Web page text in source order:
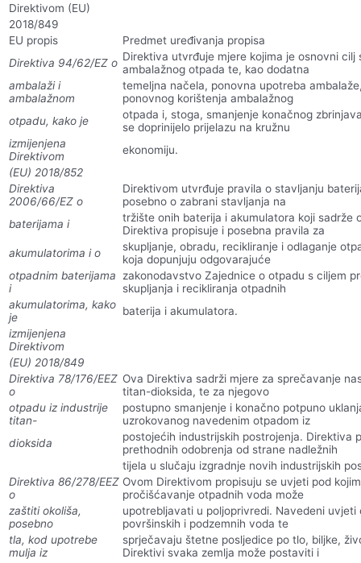
Direktivom (EU)
2018/849
EU propis
Predmet uređivanja propisa
Direktiva 94/62/EZ o Direktiva utvrđuje mjere kojima je osnovni cilj
ambalažnog otpada te, kao dodatna
ambalaži i
ambalažnom
temeljna načela, ponovna upotreba
ponovnog korištenja ambalažnog
otpadu, kako je
otpada i, stoga, smanjenje konačnog
se doprinijelo prijelazu na kružnu
izmijenjena
Direktivom
ekonomiju.
(EU) 2018/852
Direktiva
2006/66/EZ o
Direktivom utvrđuje pravila o stavljanju
posebno o zabrani stavljanja na
baterijama i
tržište onih baterija i akumulatora koji sadrže
Direktiva propisuje i posebna pravila za
akumulatorima i o
skupljanje, obradu, recikliranje i odlaganje
koja dopunjuju odgovarajuće
otpadnim baterijama
i
zakonodavstvo Zajednice o otpadu s ciljem
skupljanja i recikliranja otpadnih
akumulatorima, kako
je
baterija i akumulatora.
izmijenjena
Direktivom
(EU) 2018/849
Direktiva 78/176/EEZ
o
Ova Direktiva sadrži mjere za sprečavanje
titan-dioksida, te za njegovo
otpadu iz industrije
titan-
postupno smanjenje i konačno potpuno
uzrokovanog navedenim otpadom iz
dioksida
postojećih industrijskih postrojenja. Direktiva
prethodnih odobrenja od strane nadležnih
tijela u slučaju izgradnje novih industrijskih
Direktiva 86/278/EEZ
o
Ovom Direktivom propisuju se uvjeti pod
pročišćavanje otpadnih voda može
zaštiti okoliša,
posebno
upotrebljavati u poljoprivredi. Navedeni
površinskih i podzemnih voda te
tla, kod upotrebe
mulja iz
sprječavaju štetne posljedice po tlo, biljke,
Direktivi svaka zemlja može postaviti i